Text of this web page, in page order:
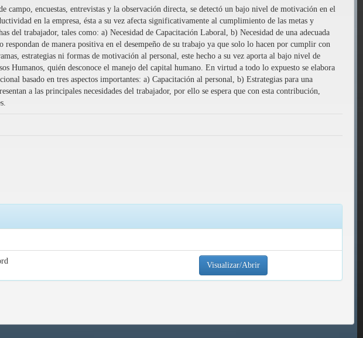
encuestas, entrevistas y la observación directa, se detectó un bajo nivel de motivación en el
en la empresa, ésta a su vez afecta significativamente al cumplimiento de las metas y
del trabajador, tales como: a) Necesidad de Capacitación Laboral, b) Necesidad de una adecuada
de manera positiva en el desempeño de su trabajo ya que solo lo hacen por cumplir con
estrategias ni formas de motivación al personal, este hecho a su vez aporta al bajo nivel de
Humanos, quién desconoce el manejo del capital humano. En virtud a todo lo expuesto se elabora
basado en tres aspectos importantes: a) Capacitación al personal, b) Estrategias para una
a las principales necesidades del trabajador, por ello se espera que con esta contribución,
Visualizar/Abrir